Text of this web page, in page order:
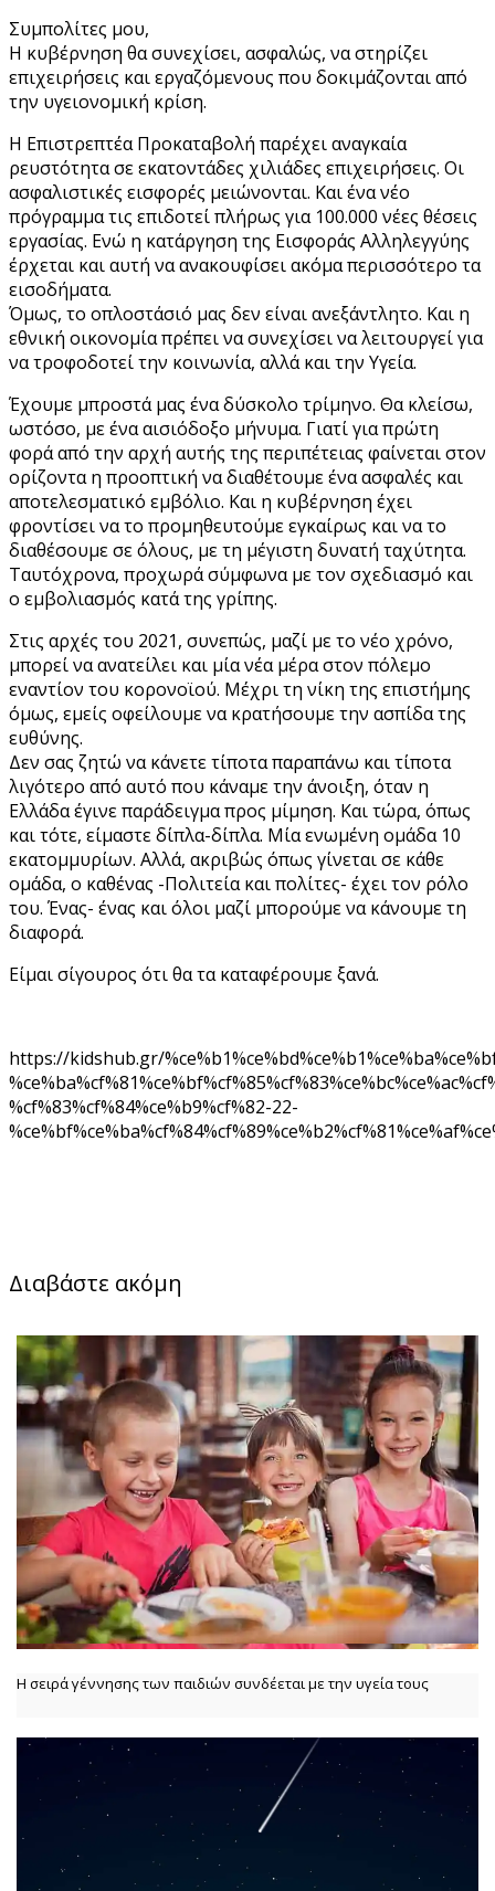
Συμπολίτες μου,
Η κυβέρνηση θα συνεχίσει, ασφαλώς, να στηρίζει
επιχειρήσεις και εργαζόμενους που δοκιμάζονται από
την υγειονομική κρίση.
Η Επιστρεπτέα Προκαταβολή παρέχει αναγκαία
ρευστότητα σε εκατοντάδες χιλιάδες επιχειρήσεις. Οι
ασφαλιστικές εισφορές μειώνονται. Και ένα νέο
πρόγραμμα τις επιδοτεί πλήρως για 100.000 νέες θέσεις
εργασίας. Ενώ η κατάργηση της Εισφοράς Αλληλεγγύης
έρχεται και αυτή να ανακουφίσει ακόμα περισσότερο τα
εισοδήματα.
Όμως, το οπλοστάσιό μας δεν είναι ανεξάντλητο. Και η
εθνική οικονομία πρέπει να συνεχίσει να λειτουργεί για
να τροφοδοτεί την κοινωνία, αλλά και την Υγεία.
Έχουμε μπροστά μας ένα δύσκολο τρίμηνο. Θα κλείσω,
ωστόσο, με ένα αισιόδοξο μήνυμα. Γιατί για πρώτη
φορά από την αρχή αυτής της περιπέτειας φαίνεται στον
ορίζοντα η προοπτική να διαθέτουμε ένα ασφαλές και
αποτελεσματικό εμβόλιο. Και η κυβέρνηση έχει
φροντίσει να το προμηθευτούμε εγκαίρως και να το
διαθέσουμε σε όλους, με τη μέγιστη δυνατή ταχύτητα.
Ταυτόχρονα, προχωρά σύμφωνα με τον σχεδιασμό και
ο εμβολιασμός κατά της γρίπης.
Στις αρχές του 2021, συνεπώς, μαζί με το νέο χρόνο,
μπορεί να ανατείλει και μία νέα μέρα στον πόλεμο
εναντίον του κορονοϊού. Μέχρι τη νίκη της επιστήμης
όμως, εμείς οφείλουμε να κρατήσουμε την ασπίδα της
ευθύνης.
Δεν σας ζητώ να κάνετε τίποτα παραπάνω και τίποτα
λιγότερο από αυτό που κάναμε την άνοιξη, όταν η
Ελλάδα έγινε παράδειγμα προς μίμηση. Και τώρα, όπως
και τότε, είμαστε δίπλα-δίπλα. Μία ενωμένη ομάδα 10
εκατομμυρίων. Αλλά, ακριβώς όπως γίνεται σε κάθε
ομάδα, ο καθένας -Πολιτεία και πολίτες- έχει τον ρόλο
του. Ένας- ένας και όλοι μαζί μπορούμε να κάνουμε τη
διαφορά.
Είμαι σίγουρος ότι θα τα καταφέρουμε ξανά.
https://kidshub.gr/
%cf%83%cf%84%ce%b9%cf%82-22-
Διαβάστε ακόμη
Η σειρά γέννησης των παιδιών συνδέεται με την υγεία τους